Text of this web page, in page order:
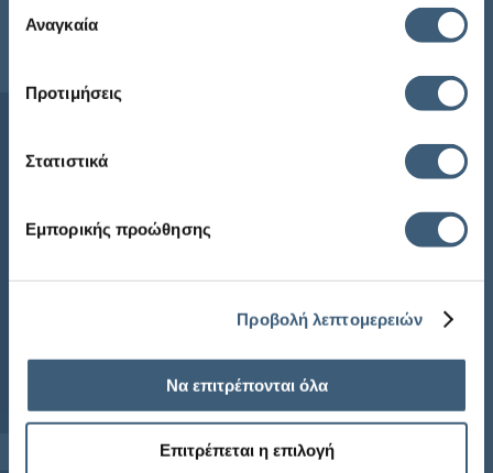
των υπηρεσιών τους.
συγκατάθεσης
Αναγκαία
Προτιμήσεις
Στατιστικά
Εμπορικής προώθησης
Προβολή λεπτομερειών
Να επιτρέπονται όλα
Επιτρέπεται η επιλογή
Η ECG
Ενημέρωση